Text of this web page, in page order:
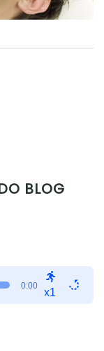
BLOG
0:00
x1